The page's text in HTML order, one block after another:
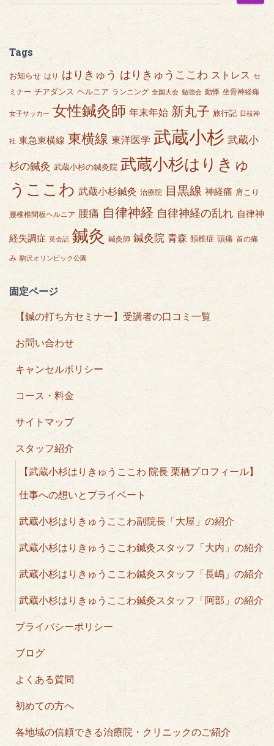
索
:
Tags
お知らせ はり はりきゅう はりきゅうここわ ストレス セ
ミナー チアダンス ヘルニア ランニング 全国大会 勉強会 動悸 坐骨神経痛
女子サッカー 女性鍼灸師 年末年始 新丸子 旅行記 日枝神
社 東急東横線 東横線 東洋医学 武蔵小杉 武蔵小
杉の鍼灸 武蔵小杉の鍼灸院 武蔵小杉はりきゅ
うここわ 武蔵小杉鍼灸 治療院 目黒線 神経痛 肩こり
腰椎椎間板ヘルニア 腰痛 自律神経 自律神経の乱れ 自律神
経失調症 英会話 鍼灸 鍼灸師 鍼灸院 青森 頚椎症 頭痛 首の痛
み 駒沢オリンピック公園
固定ページ
【鍼の打ち方セミナー】受講者の口コミ一覧
お問い合わせ
キャンセルポリシー
コース・料金
サイトマップ
スタッフ紹介
【武蔵小杉はりきゅうここわ 院長 栗栖プロフィール】
仕事への想いとプライベート
武蔵小杉はりきゅうここわ副院長「大屋」の紹介
武蔵小杉はりきゅうここわ鍼灸スタッフ「大内」の紹介
武蔵小杉はりきゅうここわ鍼灸スタッフ「長嶋」の紹介
武蔵小杉はりきゅうここわ鍼灸スタッフ「阿部」の紹介
プライバシーポリシー
ブログ
よくある質問
初めての方へ
各地域の信頼できる治療院・クリニックのご紹介